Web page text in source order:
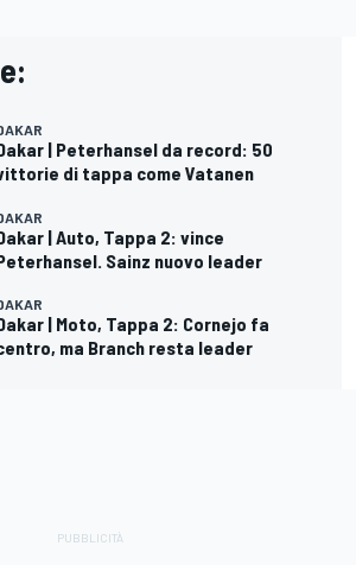
| Peterhansel da record: 50
di tappa come Vatanen
| Auto, Tappa 2: vince
Sainz nuovo leader
| Moto, Tappa 2: Cornejo fa
ma Branch resta leader